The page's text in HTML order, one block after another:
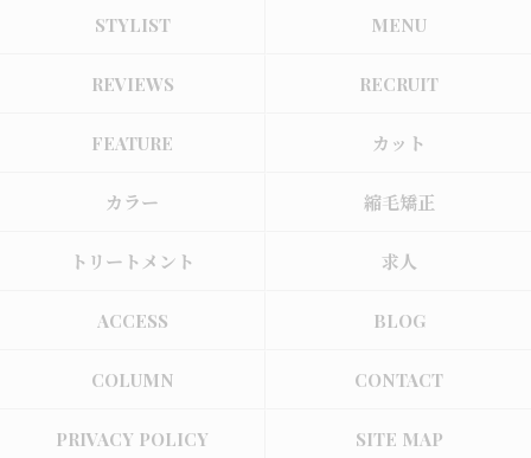
STYLIST MENU
REVIEWS RECRUIT
FEATURE カット
カラー 縮毛矯正
トリートメント 求人
ACCESS BLOG
COLUMN CONTACT
PRIVACY POLICY SITE MAP